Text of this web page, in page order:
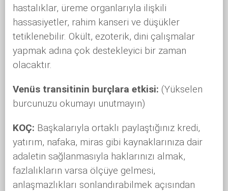
hastalıklar, üreme organlarıyla ilişkili
hassasiyetler, rahim kanseri ve düşükler
tetiklenebilir. Okült, ezoterik, dini çalışmalar
yapmak adına çok destekleyici bir zaman
olacaktır.
Venüs transitinin burçlara etkisi: (Yükselen
burcunuzu okumayı unutmayın)
KOÇ: Başkalarıyla ortaklı paylaştığınız kredi,
yatırım, nafaka, miras gibi kaynaklarınıza dair
adaletin sağlanmasıyla haklarınızı almak,
fazlalıkların varsa ölçüye gelmesi,
anlaşmazlıkları sonlandırabilmek açısından